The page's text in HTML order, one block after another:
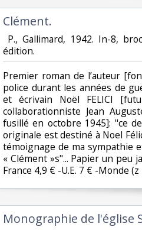
‎Clément.‎
P., Gallimard, 1942. In-8,
édition. ‎
‎Premier roman de l’auteur
police durant les années de
et écrivain Noël FELICI
collaborationniste Jean
fusillé en octobre 1945]: "ce
originale est destiné à Noel
témoignage de ma sympathie
« Clément »s"... Papier un peu
France 4,9 € -U.E. 7 € -Monde (z
‎Monographie de l'église